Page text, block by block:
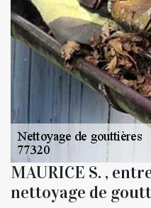
MAURICE S. ,
nettoyage de